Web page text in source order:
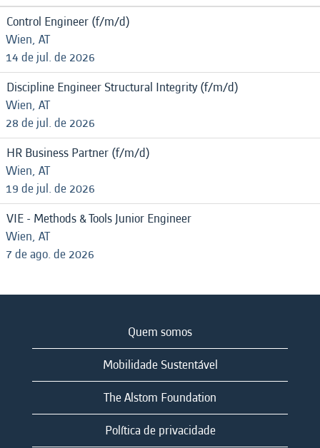
Control Engineer (f/m/d)
Wien, AT
14 de jul. de 2026
Discipline Engineer Structural Integrity (f/m/d)
Wien, AT
28 de jul. de 2026
HR Business Partner (f/m/d)
Wien, AT
19 de jul. de 2026
VIE - Methods & Tools Junior Engineer
Wien, AT
7 de ago. de 2026
Quem somos
Mobilidade Sustentável
The Alstom Foundation
Política de privacidade